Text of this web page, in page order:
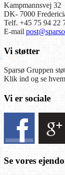
Kampmannsvej 32
DK- 7000
Telf. +45 75 94 22
E-mail
Vi støtter
Sparsø Gruppen
Klik ind og se
Vi er sociale
Se vores